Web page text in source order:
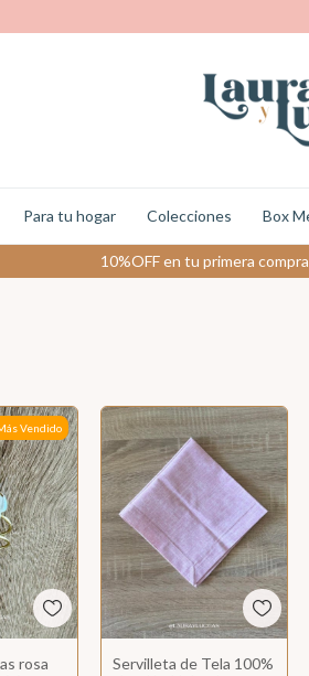
10%OFF en tu primera
Para tu hogar Colecciones Box
Vendido
rosa
Servilleta de Tela 100%